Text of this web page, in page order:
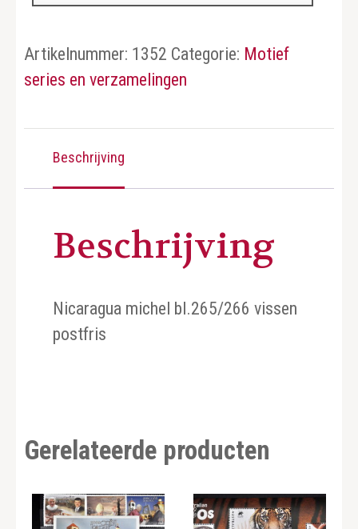
Artikelnummer: 1352 Categorie: Motief
series en verzamelingen
Beschrijving
Beschrijving
Nicaragua michel bl.265/266 vissen
postfris
Gerelateerde producten